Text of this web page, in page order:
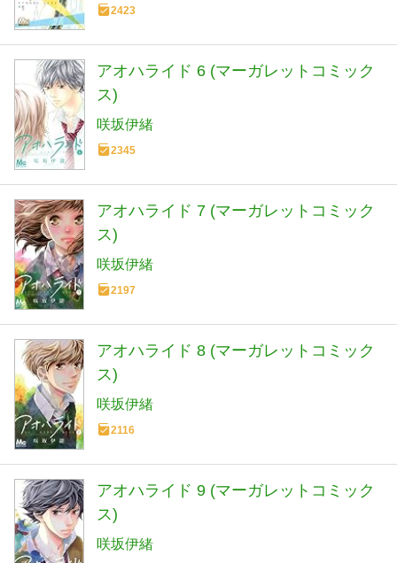
2423
アオハライド 6 (マーガレットコミック
ス)
咲坂伊緒
2345
アオハライド 7 (マーガレットコミック
ス)
咲坂伊緒
2197
アオハライド 8 (マーガレットコミック
ス)
咲坂伊緒
2116
アオハライド 9 (マーガレットコミック
ス)
咲坂伊緒